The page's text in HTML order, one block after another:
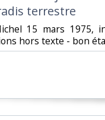
terrestre‎
15 mars 1975,
hors texte - bon